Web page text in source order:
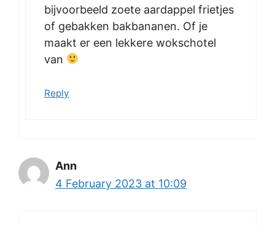
bijvoorbeeld zoete aardappel frietjes
of gebakken bakbananen. Of je
maakt er een lekkere wokschotel
van
Reply
Ann
4 February 2023 at 10:09